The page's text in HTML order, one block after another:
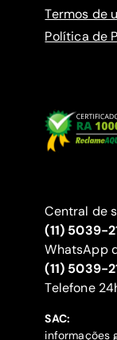
Termos de
Política de
Central de
(11) 5039-
WhatsApp
(11) 5039-
‍Telefone
SAC:
informações